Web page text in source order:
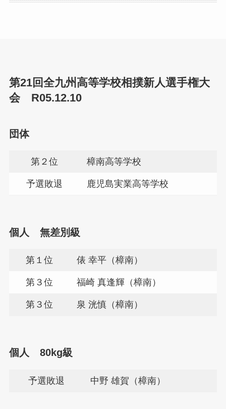
第21回全九州高等学校相撲新人選手権大
会 R05.12.10
団体
第２位 樟南高等学校
予選敗退 鹿児島実業高等学校
個人 無差別級
第１位 俵 幸平（樟南）
第３位 福崎 真逢輝（樟南）
第３位 泉 洸慎（樟南）
個人 80kg級
予選敗退 中野 雄賀（樟南）